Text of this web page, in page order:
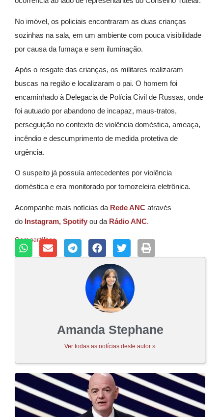
No imóvel, os policiais encontraram as duas crianças
sozinhas na sala, em um ambiente com pouca visibilidade
por causa da fumaça e sem iluminação.
Após o resgate das crianças, os militares realizaram
buscas na região e localizaram o pai. O homem foi
encaminhado à Delegacia de Polícia Civil de Russas, onde
foi autuado por abandono de incapaz, maus-tratos,
perseguição no contexto de violência doméstica, ameaça,
incêndio e descumprimento de medida protetiva de
urgência.
O suspeito já possuía antecedentes por violência
doméstica e era monitorado por tornozeleira eletrônica.
Acompanhe mais notícias da Rede ANC através
do Instagram, Spotify ou da Rádio ANC.
Compartilhar:
Amanda Stephane
Ver todas as notícias deste autor »